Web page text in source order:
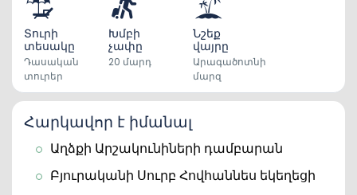
Տուրի
տեսակը
Դասական
տուրեր
Խմբի
չափը
20 մարդ
Նշեք
վայրը
Արագածոտնի
մարզ
Հարկավոր է իմանալ
Աղձքի Արշակունիների դամբարան
Բյուրականի Սուրբ Հովհաննես եկեղեցի